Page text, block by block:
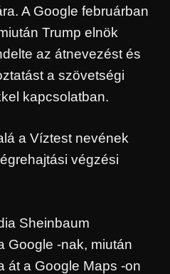
A Google februárban
Trump elnök
az átnevezést és
a szövetségi
kapcsolatban.
a Víztest nevének
végzési
Sheinbaum
Google -nak, miután
át a Google Maps -on